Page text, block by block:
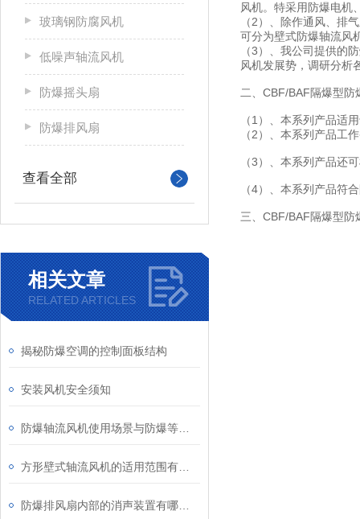
玻璃钢防腐风机
低噪声轴流风机
防爆摇头扇
防爆排风扇
查看全部
相关文章
RELATED ARTICLES
揭秘防爆空调的控制面板结构
安装风机安全须知
风机。特采用防爆电机
（2）、除作通风、排
可分为壁式防爆轴流风
（3）、我公司提供的
风机发展势，调研分析
二、CBF/BAF隔爆型
（1）、本系列产品适
（2）、本系列产品工
（3）、本系列产品还
（4）、本系列产品符
三、CBF/BAF隔爆型